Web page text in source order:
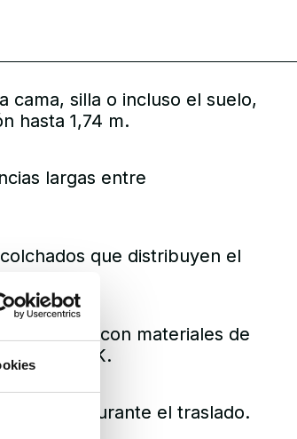
cama, silla o incluso el suelo,
hasta 1,74 m.
largas entre
que distribuyen el
fabricadas con materiales de
LINAK.
durante el traslado.